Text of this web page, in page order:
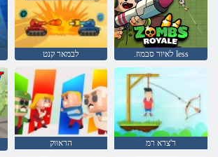
לבמאר קנט .לאיור סבמוז less
הראווק ר'צרא רמ